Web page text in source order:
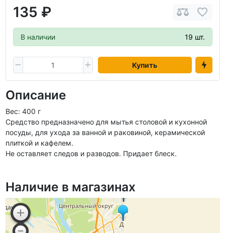
135 ₽
В наличии 19 шт.
Купить
Описание
Вес: 400 г
Средство предназначено для мытья столовой и кухонной
посуды, для ухода за ванной и раковиной, керамической
плиткой и кафелем.
Не оставляет следов и разводов. Придает блеск.
Наличие в магазинах